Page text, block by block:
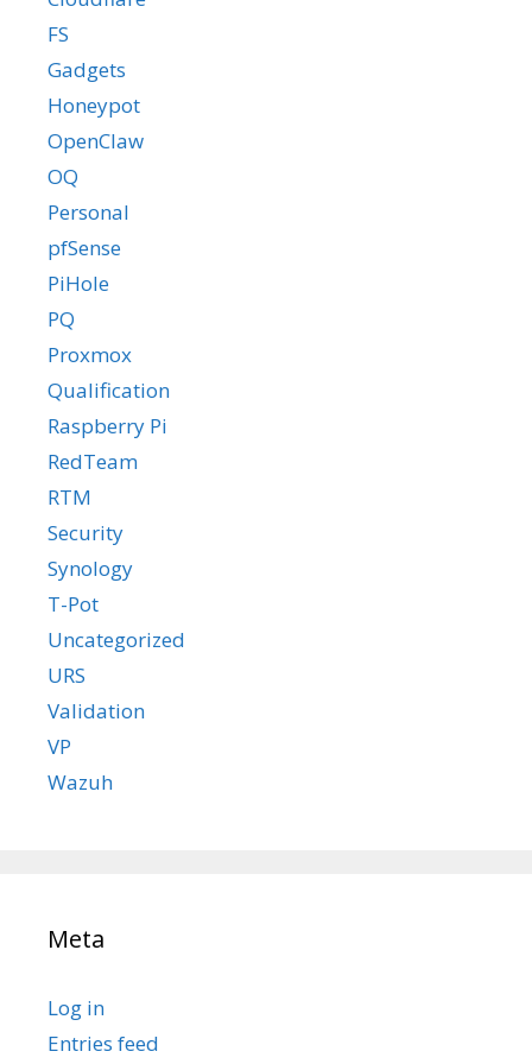
FS
Gadgets
Honeypot
OpenClaw
OQ
Personal
pfSense
PiHole
PQ
Proxmox
Qualification
Raspberry Pi
RedTeam
RTM
Security
Synology
T-Pot
Uncategorized
URS
Validation
VP
Wazuh
Meta
Log in
Entries feed